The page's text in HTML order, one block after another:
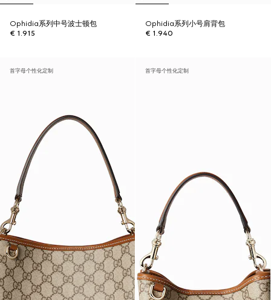
Ophidia系列中号波士顿包
€ 1.915
Ophidia系列小号肩背包
€ 1.940
首字母个性化定制 首字母个性化定制